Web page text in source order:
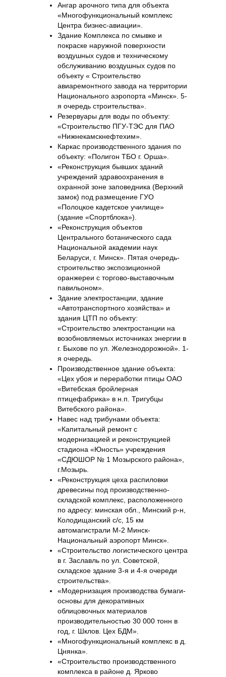
Ангар арочного типа для объекта
«Многофункциональный комплекс
Центра бизнес-авиации».
Здание Комплекса по смывке и
покраске наружной поверхности
воздушных судов и техническому
обслуживанию воздушных судов по
объекту « Строительство
авиаремонтного завода на территории
Национального аэропорта «Минск». 5-
я очередь строительства».
Резервуары для воды по объекту:
«Строительство ПГУ-ТЭС для ПАО
«Нижнекамскнефтехим».
Каркас производственного здания по
объекту: «Полигон ТБО г. Орша».
«Реконструкция бывших зданий
учреждений здравоохранения в
охранной зоне заповедника (Верхний
замок) под размещение ГУО
«Полоцкое кадетское училище»
(здание «Спортблока»).
«Реконструкция объектов
Центрального ботанического сада
Национальной академии наук
Беларуси, г. Минск». Пятая очередь-
строительство экспозиционной
оранжереи с торгово-выставочным
павильоном».
Здание электростанции, здание
«Автотранспортного хозяйства» и
здания ЦТП по объекту:
«Строительство электростанции на
возобновляемых источниках энергии в
г. Быхове по ул. Железнодорожной». 1-
я очередь.
Производственное здание объекта:
«Цех убоя и переработки птицы ОАО
«Витебская бройлерная
птицефабрика» в н.п. Тригубцы
Витебского района».
Навес над трибунами объекта:
«Капитальный ремонт с
модернизацией и реконструкцией
стадиона «Юность» учреждения
«СДЮШОР № 1 Мозырского района»,
г.Мозырь.
«Реконструкция цеха распиловки
древесины под производственно-
складской комплекс, расположенного
по адресу: минская обл., Минский р-н,
Колодищанский с/с, 15 км
автомагистрали М-2 Минск-
Национальный аэропорт Минск».
«Строительство логистического центра
в г. Заславль по ул. Советской,
складское здание 3-я и 4-я очереди
строительства».
«Модернизация производства бумаги-
основы для декоративных
облицовочных материалов
производительностью 30 000 тонн в
год, г. Шклов. Цех БДМ».
«Многофункциональный комплекс в д.
Цнянка».
«Строительство производственного
комплекса в районе д. Ярково